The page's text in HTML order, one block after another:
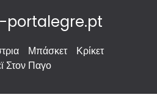
portalegre.pt
Μπάσκετ
Κρίκετ
Στον Παγο